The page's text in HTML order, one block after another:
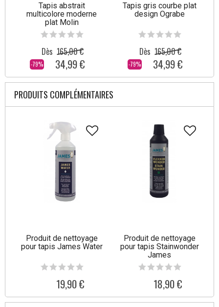
Tapis abstrait
multicolore moderne
plat Molin
-79%
Dès 165,00 €
34,99 €
Tapis gris courbe plat
design Ograbe
-79%
Dès 165,00 €
34,99 €
PRODUITS COMPLÉMENTAIRES
Produit de nettoyage
pour tapis James Water
19,90 €
Produit de nettoyage
pour tapis Stainwonder
James
18,90 €